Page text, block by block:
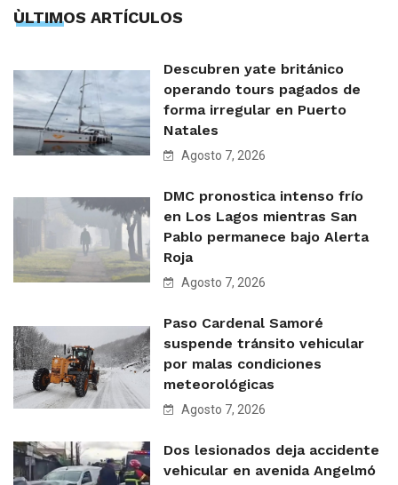
ÙLTIMOS ARTÍCULOS
Descubren yate británico
operando tours pagados de
forma irregular en Puerto
Natales
Agosto 7, 2026
DMC pronostica intenso frío
en Los Lagos mientras San
Pablo permanece bajo Alerta
Roja
Agosto 7, 2026
Paso Cardenal Samoré
suspende tránsito vehicular
por malas condiciones
meteorológicas
Agosto 7, 2026
Dos lesionados deja accidente
vehicular en avenida Angelmó